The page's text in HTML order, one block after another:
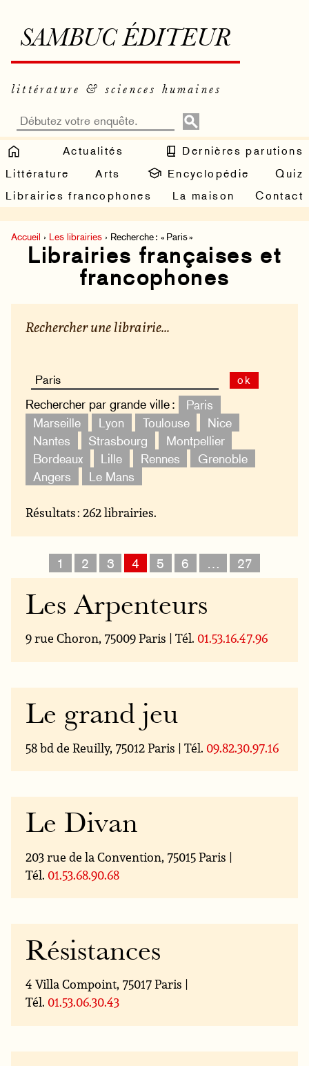
SAMBUC ÉDITEUR
littérature & sciences humaines
Actualités
Dernières parutions
Littérature
Arts Encyclopédie
Quiz
Librairies francophones
La maison Contact
Accueil › Les librairies › Recherche : « Paris »
Librairies françaises et
francophones
Rechercher une librairie...
ok
Rechercher par grande ville :
Paris
Marseille
Lyon Toulouse
Nice
Nantes
Strasbourg
Montpellier
Bordeaux
Lille Rennes
Grenoble
Angers
Le Mans
Résultats : 262 librairies.
1 2 3 4 5 6 … 27
Les Arpenteurs
9 rue Choron, 75009 Paris | Tél. 01.53.16.47.96
Le grand jeu
58 bd de Reuilly, 75012 Paris | Tél. 09.82.30.97.16
Le Divan
203 rue de la Convention, 75015 Paris |
Tél. 01.53.68.90.68
Résistances
4 Villa Compoint, 75017 Paris |
Tél. 01.53.06.30.43